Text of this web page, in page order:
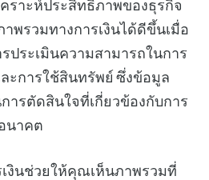
ราะห์ประสิทธิภาพของธุรกิจ
พรวมทางการเงินได้ดีขึ้นเมื่อ
ประเมินความสามารถในการ
ะการใช้สินทรัพย์ ซึ่งข้อมูล
ารตัดสินใจที่เกี่ยวข้องกับการ
นาคต
งินช่วยให้คุณเห็นภาพรวมที่